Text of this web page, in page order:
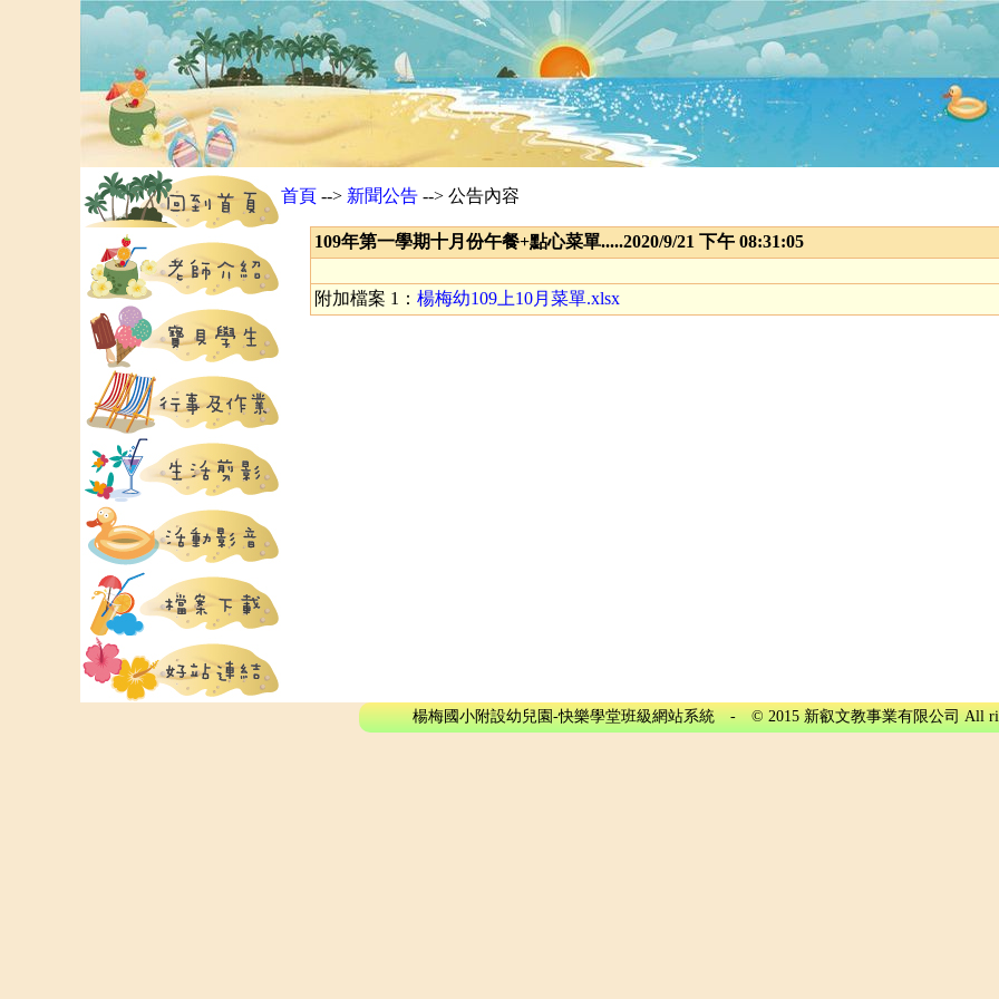
首頁 --> 新聞公告 --> 公告內容
109年第一學期十月份午餐+點心菜單.....2020/9/21 下午 08:31:05
附加檔案 1： 楊梅幼109上10月菜單.xlsx
楊梅國小附設幼兒園-快樂學堂班級網站系統 - © 2015 新叡文教事業有限公司 All